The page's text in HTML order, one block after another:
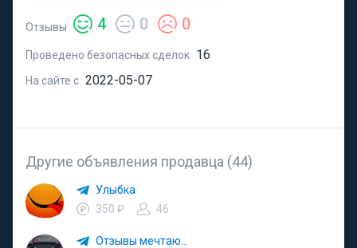
Отзывы 4 0 0
Проведено безопасных сделок 16
На сайте с 2022-05-07
Другие объявления продавца (44)
Улыбка
350 ₽
46
Отзывы мечтаю…